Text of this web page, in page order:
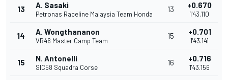
13 A. Sasaki
Petronas Raceline Malaysia Team Honda
13 +0.670
1'43.110
14 A. Wongthananon
VR46 Master Camp Team
15 +0.701
1'43.141
15 N. Antonelli
SIC58 Squadra Corse
16 +0.716
1'43.156